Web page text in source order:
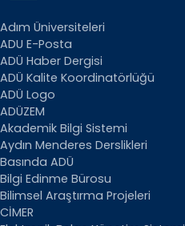
Adım Üniversiteleri
ADU E-Posta
ADÜ Haber Dergisi
ADÜ Kalite Koordinatörlüğü
ADÜ Logo
ADÜZEM
Akademik Bilgi Sistemi
Aydın Menderes Derslikleri
Basında ADÜ
Bilgi Edinme Bürosu
Bilimsel Araştırma Projeleri
CİMER